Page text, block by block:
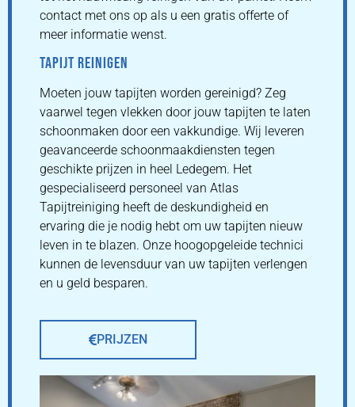
contact met ons op als u een gratis offerte of
meer informatie wenst.
TAPIJT REINIGEN
Moeten jouw tapijten worden gereinigd? Zeg
vaarwel tegen vlekken door jouw tapijten te laten
schoonmaken door een vakkundige. Wij leveren
geavanceerde schoonmaakdiensten tegen
geschikte prijzen in heel Ledegem. Het
gespecialiseerd personeel van Atlas
Tapijtreiniging heeft de deskundigheid en
ervaring die je nodig hebt om uw tapijten nieuw
leven in te blazen. Onze hoogopgeleide technici
kunnen de levensduur van uw tapijten verlengen
en u geld besparen.
PRIJZEN